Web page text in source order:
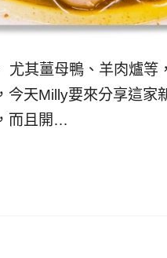
其薑母鴨、羊肉爐等
天Milly要來分享這家
而且開…